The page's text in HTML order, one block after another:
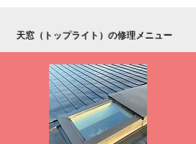
天窓（トップライト）の修理メニュー